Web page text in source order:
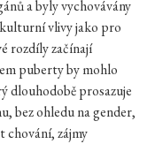
a byly vychovávány
kulturní vlivy jako pro
rozdíly začínají
puberty by mohlo
dlouhodobě prosazuje
bez ohledu na gender,
chování, zájmy